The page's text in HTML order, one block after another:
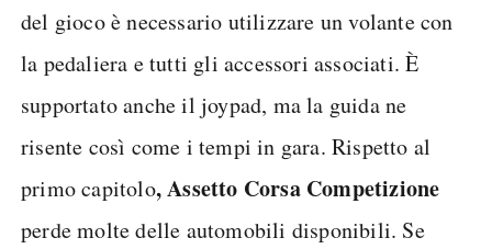
del gioco è necessario utilizzare un volante con
la pedaliera e tutti gli accessori associati. È
supportato anche il joypad, ma la guida ne
risente così come i tempi in gara. Rispetto al
primo capitolo, Assetto Corsa Competizione
perde molte delle automobili disponibili. Se